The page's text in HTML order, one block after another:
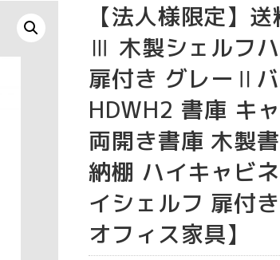
【法人様限定】
Ⅲ 木製シェルフ
扉付き グレーⅡ
HDWH2 書庫 キ
両開き書庫 木製
納棚 ハイキャビ
イシェルフ 扉付
オフィス家具】